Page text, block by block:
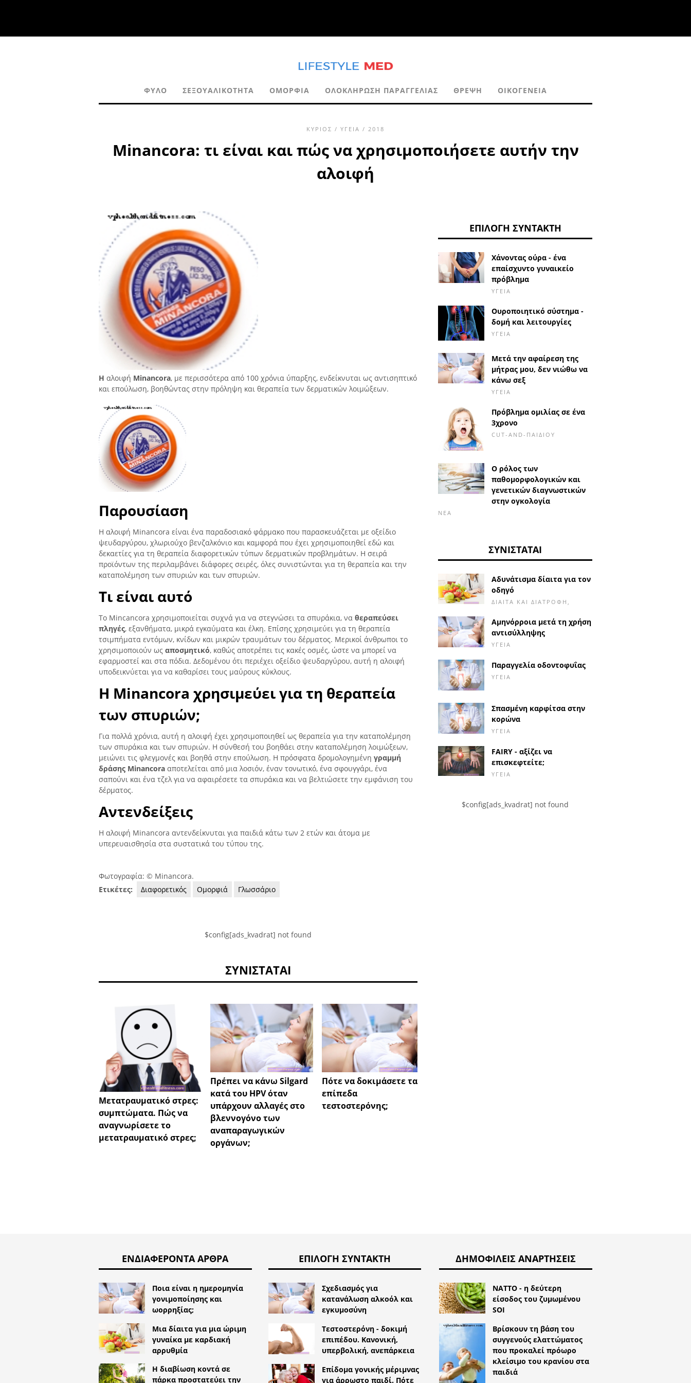
ΦΎΛΟ ΣΕΞΟΥΑΛΙΚΌΤΗΤΑ ΟΜΟΡΦΙΆ ΟΛΟΚΛΉΡΩΣΗ ΠΑΡΑΓΓΕΛΊΑΣ ΘΡΈΨΗ ΟΙΚΟΓΈΝΕΙΑ
ΚΎΡΙΟΣ / ΥΓΕΊΑ / 2018
Minancora: τι είναι και πώς να χρησιμοποιήσετε αυτήν την
αλοιφή
Η αλοιφή Minancora, με περισσότερα από 100 χρόνια ύπαρξης, ενδείκνυται ως αντισηπτικό
και επούλωση, βοηθώντας στην πρόληψη και θεραπεία των δερματικών λοιμώξεων.
Παρουσίαση
Η αλοιφή Minancora είναι ένα παραδοσιακό φάρμακο που παρασκευάζεται με οξείδιο
ψευδαργύρου, χλωριούχο βενζαλκόνιο και καμφορά που έχει χρησιμοποιηθεί εδώ και
δεκαετίες για τη θεραπεία διαφορετικών τύπων δερματικών προβλημάτων. Η σειρά
προϊόντων της περιλαμβάνει διάφορες σειρές, όλες συνιστώνται για τη θεραπεία και την
καταπολέμηση των σπυριών και των σπυριών.
Τι είναι αυτό
Το Mincancora χρησιμοποιείται συχνά για να στεγνώσει τα σπυράκια, να θεραπεύσει
πληγές, εξανθήματα, μικρά εγκαύματα και έλκη. Επίσης χρησιμεύει για τη θεραπεία
τσιμπήματα εντόμων, κνίδων και μικρών τραυμάτων του δέρματος. Μερικοί άνθρωποι το
χρησιμοποιούν ως αποσμητικό, καθώς αποτρέπει τις κακές οσμές, ώστε να μπορεί να
εφαρμοστεί και στα πόδια. Δεδομένου ότι περιέχει οξείδιο ψευδαργύρου, αυτή η αλοιφή
υποδεικνύεται για να καθαρίσει τους μαύρους κύκλους.
Η Minancora χρησιμεύει για τη θεραπεία
των σπυριών;
Για πολλά χρόνια, αυτή η αλοιφή έχει χρησιμοποιηθεί ως θεραπεία για την καταπολέμηση
των σπυράκια και των σπυριών. Η σύνθεσή του βοηθάει στην καταπολέμηση λοιμώξεων,
μειώνει τις φλεγμονές και βοηθά στην επούλωση. Η πρόσφατα δρομολογημένη γραμμή
δράσης Minancora αποτελείται από μια λοσιόν, έναν τονωτικό, ένα σφουγγάρι, ένα
σαπούνι και ένα τζελ για να αφαιρέσετε τα σπυράκια και να βελτιώσετε την εμφάνιση του
δέρματος.
Αντενδείξεις
Η αλοιφή Minancora αντενδείκνυται για παιδιά κάτω των 2 ετών και άτομα με
υπερευαισθησία στα συστατικά του τύπου της.
Φωτογραφία: © Minancora.
Ετικέτες:
Διαφορετικός Ομορφιά Γλωσσάριο
$config[ads_kvadrat] not found
ΣΥΝΙΣΤΆΤΑΙ
Μετατραυματικό στρες:
συμπτώματα. Πώς να
αναγνωρίσετε το
μετατραυματικό στρες;
Πρέπει να κάνω Silgard
κατά του HPV όταν
υπάρχουν αλλαγές στο
βλεννογόνο των
αναπαραγωγικών
οργάνων;
Πότε να δοκιμάσετε τα
επίπεδα
τεστοστερόνης;
ΕΠΙΛΟΓΉ ΣΥΝΤΆΚΤΗ
Χάνοντας ούρα - ένα
επαίσχυντο γυναικείο
πρόβλημα
ΥΓΕΊΑ
Ουροποιητικό σύστημα -
δομή και λειτουργίες
ΥΓΕΊΑ
Μετά την αφαίρεση της
μήτρας μου, δεν νιώθω να
κάνω σεξ
ΥΓΕΊΑ
Πρόβλημα ομιλίας σε ένα
3χρονο
CUT-AND-ΠΑΙΔΙΟΎ
Ο ρόλος των
παθομορφολογικών και
γενετικών διαγνωστικών
στην ογκολογία
ΝΈΑ
ΣΥΝΙΣΤΆΤΑΙ
Αδυνάτισμα δίαιτα για τον
οδηγό
ΔΊΑΙΤΑ ΚΑΙ ΔΙΑΤΡΟΦΉ,
Αμηνόρροια μετά τη χρήση
αντισύλληψης
ΥΓΕΊΑ
Παραγγελία οδοντοφυΐας
ΥΓΕΊΑ
Σπασμένη καρφίτσα στην
κορώνα
ΥΓΕΊΑ
FAIRY - αξίζει να
επισκεφτείτε;
ΥΓΕΊΑ
$config[ads_kvadrat] not found
ΕΝΔΙΑΦΈΡΟΝΤΑ ΆΡΘΡΑ
Ποια είναι η ημερομηνία
γονιμοποίησης και
ωορρηξίας;
Μια δίαιτα για μια ώριμη
γυναίκα με καρδιακή
αρρυθμία
Η διαβίωση κοντά σε
πάρκα προστατεύει την
ΕΠΙΛΟΓΉ ΣΥΝΤΆΚΤΗ
Σχεδιασμός για
κατανάλωση αλκοόλ και
εγκυμοσύνη
Τεστοστερόνη - δοκιμή
επιπέδου. Κανονική,
υπερβολική, ανεπάρκεια
Επίδομα γονικής μέριμνας
για άρρωστο παιδί. Πότε
ΔΗΜΟΦΙΛΕΊΣ ΑΝΑΡΤΉΣΕΙΣ
NATTO - η δεύτερη
είσοδος του ζυμωμένου
SOI
Βρίσκουν τη βάση του
συγγενούς ελαττώματος
που προκαλεί πρόωρο
κλείσιμο του κρανίου στα
παιδιά